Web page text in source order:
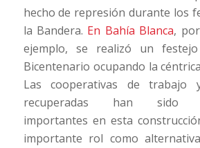
hecho de represión durante los
la Bandera. En Bahía Blanca,
ejemplo, se realizó un
Bicentenario ocupando la
Las cooperativas de trabajo
recuperadas han sido
importantes en esta
importante rol como